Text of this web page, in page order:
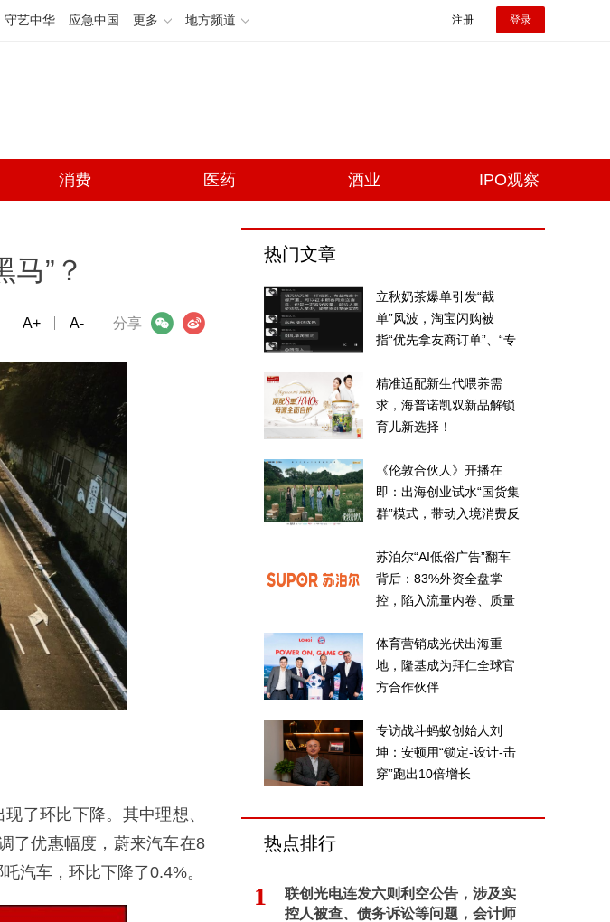
守艺中华 应急中国 更多 地方频道 注册 登录
消费 医药 酒业 IPO观察
”？
分享
微信 微博
A+ A-
了环比下降。其中理想、
了优惠幅度，蔚来汽车在8
汽车，环比下降了0.4%。
热门文章
立秋奶茶爆单引发“截
单”风波，淘宝闪购被
指“优先拿友商订单”、“专
精准适配新生代喂养需
求，海普诺凯双新品解锁
育儿新选择！
《伦敦合伙人》开播在
即：出海创业试水“国货集
群”模式，带动入境消费反
苏泊尔“AI低俗广告”翻车
背后：83%外资全盘掌
控，陷入流量内卷、质量
体育营销成光伏出海重
地，隆基成为拜仁全球官
方合作伙伴
专访战斗蚂蚁创始人刘
坤：安顿用“锁定-设计-击
穿”跑出10倍增长
热点排行
1
联创光电连发六则利空公告，涉及实
控人被查、债务诉讼等问题，会计师